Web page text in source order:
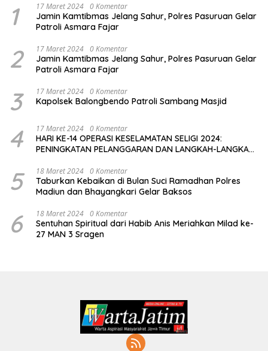
1 17 Maret 2024 0 Komentar
Jamin Kamtibmas Jelang Sahur, Polres Pasuruan Gelar
Patroli Asmara Fajar
2 17 Maret 2024 0 Komentar
Jamin Kamtibmas Jelang Sahur, Polres Pasuruan Gelar
Patroli Asmara Fajar
3 17 Maret 2024 0 Komentar
Kapolsek Balongbendo Patroli Sambang Masjid
4 17 Maret 2024 0 Komentar
HARI KE-14 OPERASI KESELAMATAN SELIGI 2024:
PENINGKATAN PELANGGARAN DAN LANGKAH-LANGKAH
5 18 Maret 2024 0 Komentar
Taburkan Kebaikan di Bulan Suci Ramadhan Polres
Madiun dan Bhayangkari Gelar Baksos
6 18 Maret 2024 0 Komentar
Sentuhan Spiritual dari Habib Anis Meriahkan Milad ke-
27 MAN 3 Sragen